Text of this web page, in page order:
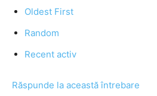
Oldest First
Random
Recent activ
Răspunde la această întrebare